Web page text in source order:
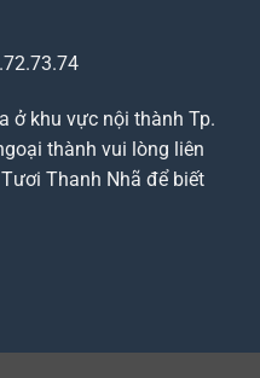
ở khu vực nội thành Tp.
thành vui lòng liên
Thanh Nhã để biết